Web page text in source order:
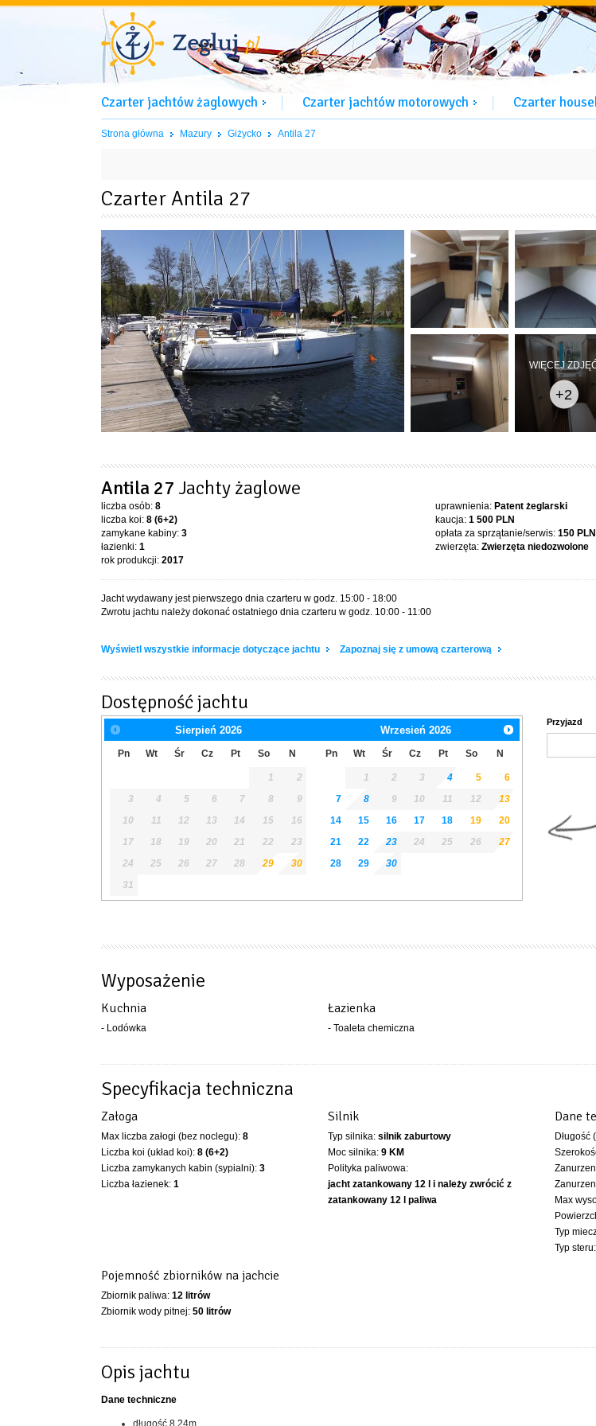
Czarter jachtów żaglowych Czarter jachtów motorowych Czarter
Strona główna Mazury Giżycko Antila 27
Czarter Antila 27
WIĘCEJ
+2
Antila 27 Jachty żaglowe
liczba osób: 8
liczba koi: 8 (6+2)
zamykane kabiny: 3
łazienki: 1
rok produkcji: 2017
uprawnienia: Patent żeglarski
kaucja: 1 500 PLN
opłata za sprzątanie/serwis: 150 PLN
zwierzęta: Zwierzęta niedozwolone
Jacht wydawany jest pierwszego dnia czarteru w godz. 15:00 - 18:00
Zwrotu jachtu należy dokonać ostatniego dnia czarteru w godz. 10:00 - 11:00
Wyświetl wszystkie informacje dotyczące jachtu Zapoznaj się z umową czarterową
Dostępność jachtu
Sierpień 2026
Pn Wt Śr Cz Pt So N
1
2
3
4 5 6 7 8
9
10
11 12 13 14 15
16
17
18 19 20 21 22
23
24
25 26 27 28 29
30
31
Wrzesień 2026
Pn Wt Śr Cz Pt So N
1 2 3 4 5
6
7
8 9 10 11 12
13
14
15 16 17 18 19
20
21
22 23 24 25 26
27
28
29 30
Przyjazd
Wyposażenie
Kuchnia
- Lodówka
Łazienka
- Toaleta chemiczna
Specyfikacja techniczna
Załoga
Max liczba załogi (bez noclegu): 8
Liczba koi (układ koi): 8 (6+2)
Liczba zamykanych kabin (sypialni): 3
Liczba łazienek: 1
Silnik
Typ silnika: silnik zaburtowy
Moc silnika: 9 KM
Polityka paliwowa:
jacht zatankowany 12 l i należy zwrócić z
zatankowany 12 l paliwa
Dane
Długość
Max
Typ
Typ steru:
Pojemność zbiorników na jachcie
Zbiornik paliwa: 12 litrów
Zbiornik wody pitnej: 50 litrów
Opis jachtu
Dane techniczne
długość 8,24m